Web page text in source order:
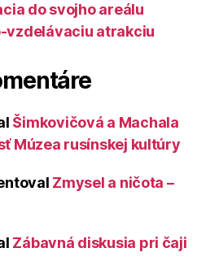
do svojho areálu
vzdelávaciu atrakciu
Šimkovičová a Machala
Múzea rusínskej kultúry
Zmysel a ničota –
Zábavná diskusia pri čaji